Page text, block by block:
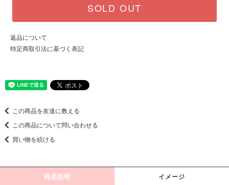
SOLD OUT
返品について
特定商取引法に基づく表記
この商品を友達に教える
この商品について問い合わせる
買い物を続ける
商品説明 イメージ